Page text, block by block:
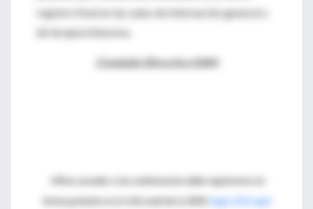
registro final en las salas de internación general o
de terapia intensiva.
Comisión Directiva SAM
⇒Para acceder a las conferencias debe registrarse en
forma gratuita en el sitio web de la SAM,
haga click aquí.